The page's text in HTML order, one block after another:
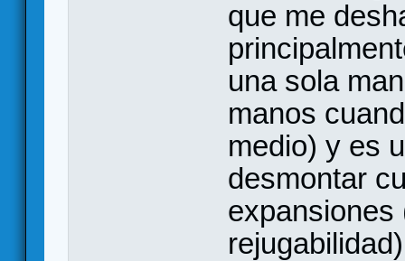
que me
una sola
manos
medio) y es
desmontar
expansiones